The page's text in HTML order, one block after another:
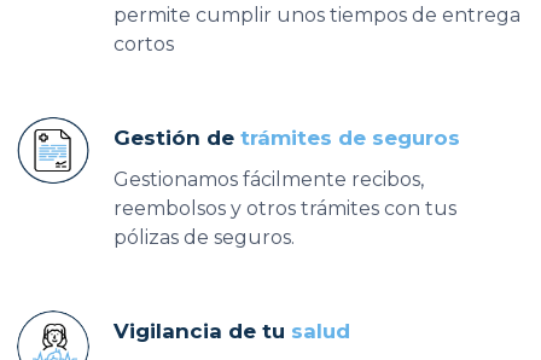
permite cumplir unos tiempos de entrega
cortos
Gestión de trámites de seguros
Gestionamos fácilmente recibos,
reembolsos y otros trámites con tus
pólizas de seguros.
Vigilancia de tu salud